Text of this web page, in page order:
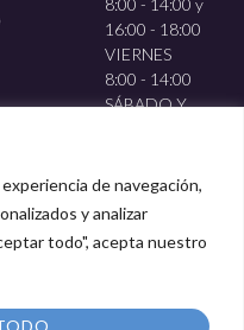
de navegación,
y analizar
todo", acepta nuestro
8:00 - 14:00 y
16:00 - 18:00
VIERNES
8:00 - 14:00
SÁBADO Y